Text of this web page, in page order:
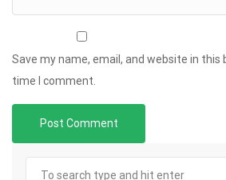
Save my name, email, and website in
time I comment.